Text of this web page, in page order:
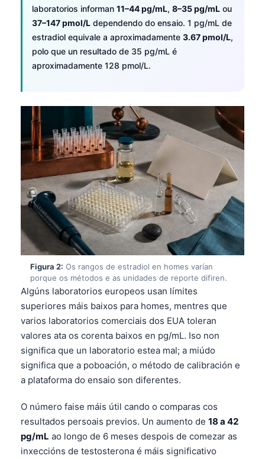
laboratorios informan 11–44 pg/mL, 8–35 pg/mL ou
37–147 pmol/L dependendo do ensaio. 1 pg/mL de
estradiol equivale a aproximadamente 3.67 pmol/L,
polo que un resultado de 35 pg/mL é
aproximadamente 128 pmol/L.
Figura 2: Os rangos de estradiol en homes varían
porque os métodos e as unidades de reporte difiren.
Algúns laboratorios europeos usan límites
superiores máis baixos para homes, mentres que
varios laboratorios comerciais dos EUA toleran
valores ata os corenta baixos en pg/mL. Iso non
significa que un laboratorio estea mal; a miúdo
significa que a poboación, o método de calibración e
a plataforma do ensaio son diferentes.
O número faise máis útil cando o comparas cos
resultados persoais previos. Un aumento de 18 a 42
pg/mL ao longo de 6 meses despois de comezar as
inxeccións de testosterona é máis significativo